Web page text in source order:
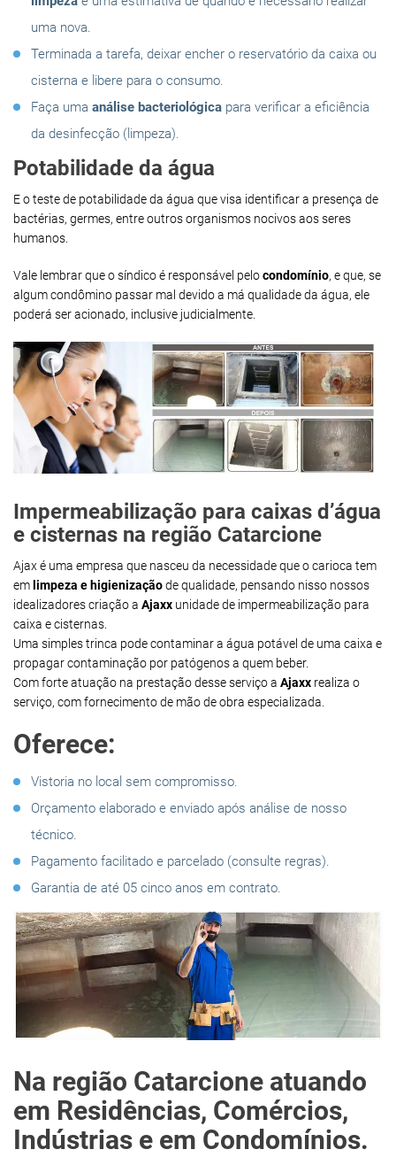
uma nova.
Terminada a tarefa, deixar encher o reservatório da caixa ou
cisterna e libere para o consumo.
Faça uma análise bacteriológica para verificar a eficiência
da desinfecção (limpeza).
Potabilidade da água
E o teste de potabilidade da água que visa identificar a presença de
bactérias, germes, entre outros organismos nocivos aos seres
humanos.
Vale lembrar que o síndico é responsável pelocondomínio, e que, se
algum condômino passar mal devido a má qualidade da água, ele
poderá ser acionado, inclusive judicialmente.
Impermeabilização para caixas d’água
e cisternas na região Catarcione
Ajax é uma empresa que nasceu da necessidade que o carioca tem
em limpeza e higienizaçãode qualidade, pensando nisso nossos
idealizadores criação a Ajaxx unidade de impermeabilização para
caixa e cisternas.
Uma simples trinca pode contaminar a água potável de uma caixa e
propagar contaminação por patógenos a quem beber.
Com forte atuação na prestação desse serviço a Ajaxx realiza o
serviço, com fornecimento de mão de obra especializada.
Oferece:
Vistoria no local sem compromisso.
Orçamento elaborado e enviado após análise de nosso
técnico.
Pagamento facilitado e parcelado (consulte regras).
Garantia de até 05 cinco anos em contrato.
Na região Catarcione atuando
em Residências, Comércios,
Indústrias e em Condomínios.